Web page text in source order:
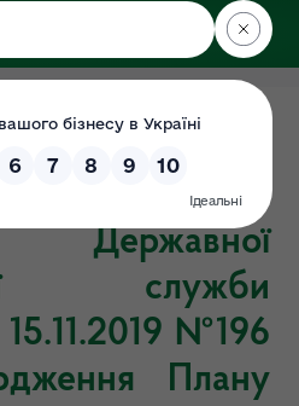
області
на 2020 рік
служби
№196
Плану